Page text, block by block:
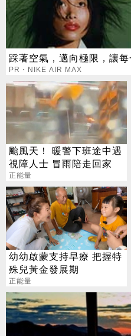
踩著空氣，邁向極限，讓
PR・NIKE AIR MAX
颱風天！ 暖警下班途中遇
視障人士 冒雨陪走回家
正能量
幼幼啟蒙支持早療 把握特
殊兒黃金發展期
正能量